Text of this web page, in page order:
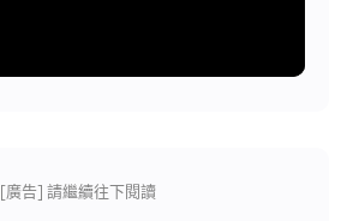
[廣告] 請繼續往下閱讀